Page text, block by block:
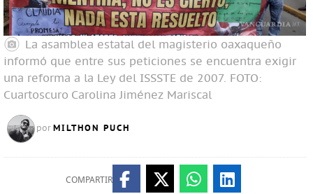
La asamblea estatal del magisterio oaxaqueño
informó que entre sus peticiones se encuentra exigir
una reforma a la Ley del ISSSTE de 2007. FOTO:
Cuartoscuro Carolina Jiménez Mariscal
por MILTHON PUCH
COMPARTIR